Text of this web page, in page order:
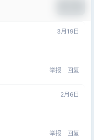
3月19日
举报 回复
2月6日
举报 回复